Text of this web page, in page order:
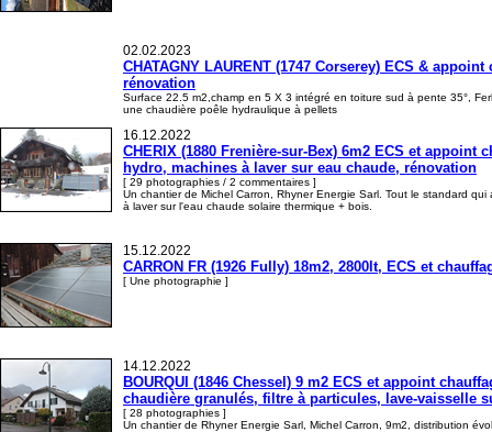
02.02.2023
CHATAGNY LAURENT (1747 Corserey) ECS &
rénovation
Surface 22.5 m2,champ en 5 X 3 intégré en toiture sud à pente 35°,
une chaudière poêle hydraulique à pellets
16.12.2022
CHERIX (1880 Frenière-sur-Bex) 6m2 ECS et
hydro, machines à laver sur eau chaude, rénovation
[ 29 photographies / 2 commentaires ]
Un chantier de Michel Carron, Rhyner Energie Sarl. Tout le standard
à laver sur l'eau chaude solaire thermique + bois.
15.12.2022
CARRON FR (1926 Fully) 18m2, 2800lt, ECS et
[ Une photographie ]
14.12.2022
BOURQUI (1846 Chessel) 9 m2 ECS et appoint
chaudière granulés, filtre à particules, lave-vaisselle
[ 28 photographies ]
Un chantier de Rhyner Energie Sarl, Michel Carron, 9m2, distribution